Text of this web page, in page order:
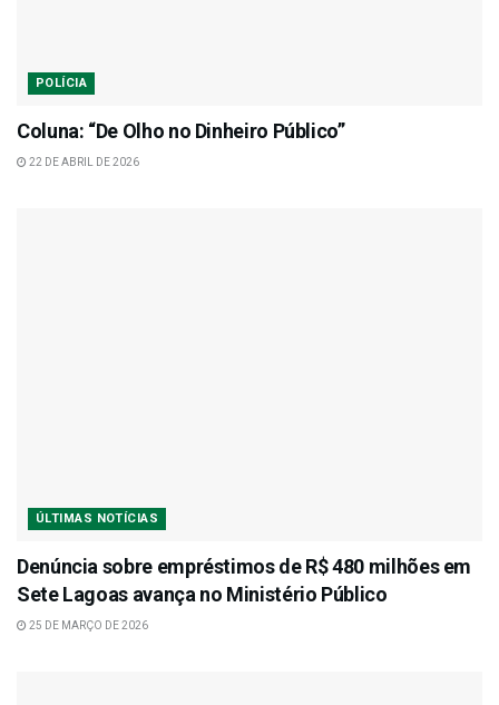
POLÍCIA
Coluna: “De Olho no Dinheiro Público”
22 DE ABRIL DE 2026
ÚLTIMAS NOTÍCIAS
Denúncia sobre empréstimos de R$ 480 milhões em
Sete Lagoas avança no Ministério Público
25 DE MARÇO DE 2026